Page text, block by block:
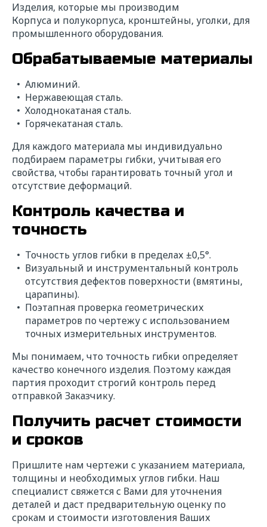
Изделия, которые мы производим
Корпуса и полукорпуса, кронштейны, уголки, для
промышленного оборудования.
Обрабатываемые материалы
Алюминий.
Нержавеющая сталь.
Холоднокатаная сталь.
Горячекатаная сталь.
Для каждого материала мы индивидуально
подбираем параметры гибки, учитывая его
свойства, чтобы гарантировать точный угол и
отсутствие деформаций.
Контроль качества и
точность
Точность углов гибки в пределах ±0,5°.
Визуальный и инструментальный контроль
отсутствия дефектов поверхности (вмятины,
царапины).
Поэтапная проверка геометрических
параметров по чертежу с использованием
точных измерительных инструментов.
Мы понимаем, что точность гибки определяет
качество конечного изделия. Поэтому каждая
партия проходит строгий контроль перед
отправкой Заказчику.
Получить расчет стоимости
и сроков
Пришлите нам чертежи с указанием материала,
толщины и необходимых углов гибки. Наш
специалист свяжется с Вами для уточнения
деталей и даст предварительную оценку по
срокам и стоимости изготовления Ваших